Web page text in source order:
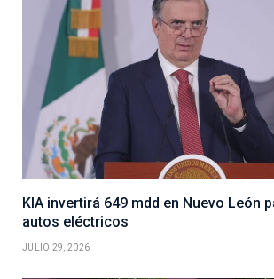
KIA invertirá 649 mdd en Nuevo León
autos eléctricos
JULIO 29, 2026